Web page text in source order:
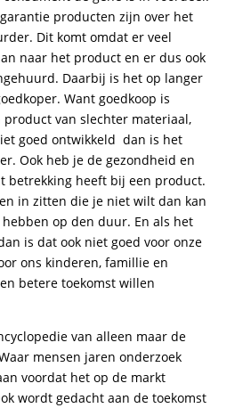
producten zijn over het
Dit komt omdat er veel
naar het product en er dus ook
Daarbij is het op langer
Want goedkoop is
product van slechter materiaal,
goed ontwikkeld dan is het
Ook heb je de gezondheid en
betrekking heeft bij een product.
in zitten die je niet wilt dan kan
op den duur. En als het
is dat ook niet goed voor onze
ons kinderen, famillie en
betere toekomst willen
van alleen maar de
mensen jaren onderzoek
voordat het op de markt
wordt gedacht aan de toekomst